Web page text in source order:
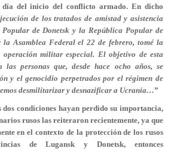
del inicio del conflicto armado. En dicho
de los tratados de amistad y asistencia
de Donetsk y la República Popular de
Asamblea Federal el 22 de febrero, tomé la
militar especial. El objetivo de esta
las personas que, desde hace ocho años, se
y el genocidio perpetrados por el régimen de
desmilitarizar y desnazificar a Ucrania…”
dos condiciones hayan perdido su importancia,
rusos las reiteraron recientemente, ya que
en el contexto de la protección de los rusos
de Lugansk y Donetsk, entonces